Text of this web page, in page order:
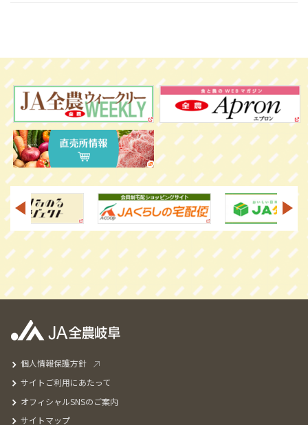
個人情報保護方針
サイトご利用にあたって
オフィシャルSNSのご案内
サイトマップ